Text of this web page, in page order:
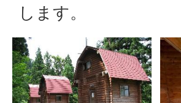
します。